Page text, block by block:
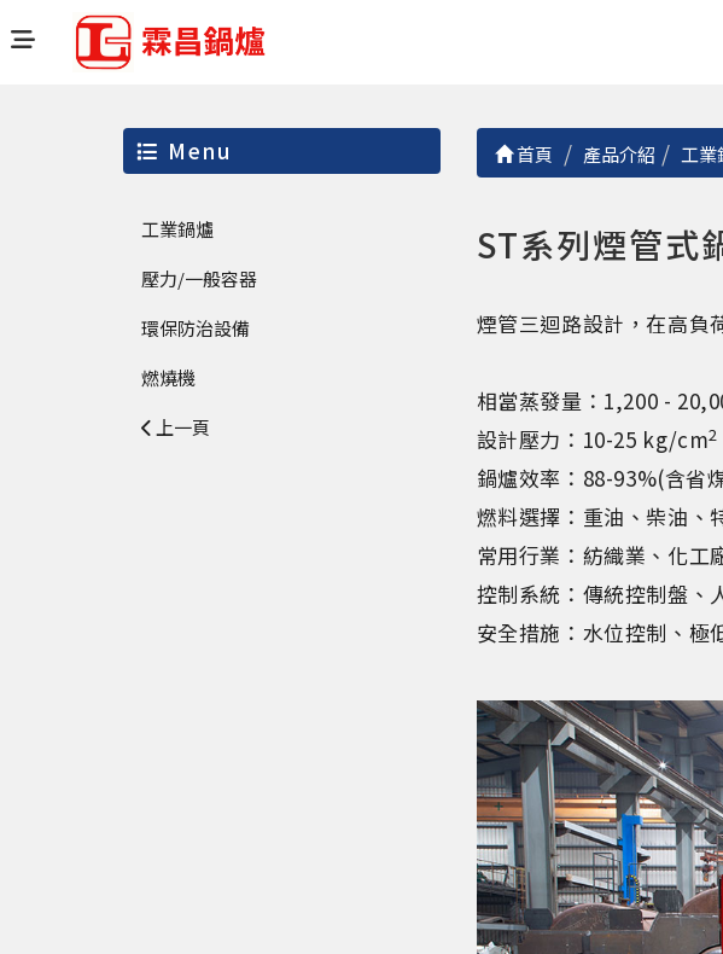
Menu
工業鍋爐
壓力/一般容器
環保防治設備
燃燒機
上一頁
首頁 產品介紹 工業
ST系列煙管式
煙管三迴路設計，在高負
相當蒸發量：1,200 -
設計壓力：10-25 kg/cm2
鍋爐效率：88-93%(含省
燃料選擇：重油、柴油、
常用行業：紡織業、化
控制系統：傳統控制盤、
安全措施：水位控制、極